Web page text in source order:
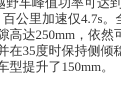
野车峰值功率可达
百公里加速仅4.7s
高达250mm，依然
在35度时保持侧倾
型提升了150mm。